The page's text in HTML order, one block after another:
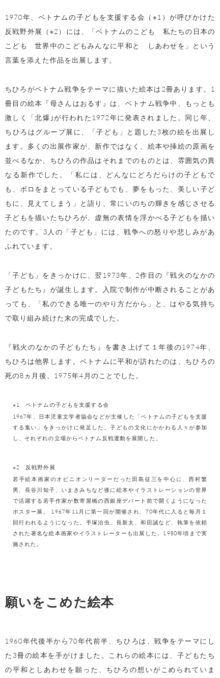
1970年、ベトナムの子どもを支援する会（※1）が呼びかけた
反戦野外展（※2）には、「ベトナムのこども 私たちの日本の
こども 世界中のこどもみんなに平和と しあわせを」という
言葉を添えた作品を出展します。
ちひろがベトナム戦争をテーマに描いた絵本は2冊あります。1
冊目の絵本『母さんはおるす』は、ベトナム戦争中、もっとも
激しく「北爆｣が行われた1972年に発表されました。同じ年、
ちひろはグループ展に、「子ども」と題した3枚の絵を出展し
ます。多くの出展作家が、新作ではなく、絵本や挿絵の原画を
並べるなか、ちひろの作品はそれまでのものとは、雰囲気の異
なる新作でした。「私には、どんなにどろだらけの子どもで
も、ボロをまとっている子どもでも、夢をもった、美しい子ど
もに、見えてしまう」と語り、常にいのちの輝きを感じさせる
子どもを描いたちひろが、虚無の表情を浮かべる子どもを描い
たのです。3人の「子ども」には、戦争への怒りや悲しみがあ
ふれています。
「子ども」をきっかけに、翌1973年、2作目の『戦火のなかの
子どもたち』が誕生します。入院で制作が中断されることがあ
っても、「私のできる唯一のやり方だから」と、はやる気持ち
で取り組み続けた末の完成でした。
『戦火のなかの子どもたち』を書き上げて１年後の1974年、
ちひろは他界します。ベトナムに平和が訪れたのは、ちひろの
死の8ヵ月後、1975年4月のことでした。
※1 ベトナムの子どもを支援する会
1967年、日本児童文学者協会などが主催した「ベトナムの子どもを支援
する集い」をきっかけに発足した。子どもの文化にかかわる人々が参加
し、それぞれの立場からベトナム反戦運動を展開した。
※2 反戦野外展
若手絵本画家のオピニオンリーダーだった田島征三を中心に、西村繁
男、長谷川知子、いまきみちなど後に絵本やイラストレーションの世界
で活躍する若手作家が数寄屋橋の西銀座デパート前で開くようになった
ポスター展。 1967年11月に第一回が開催され、70年代に入ると毎月１
回行われるようになった。手塚治虫、長新太、和田誠など、執筆を依頼
された著名な絵本画家やイラストレーターも出展した。1980年頃まで実
施された。
願いをこめた絵本
1960年代後半から70年代前半、ちひろは、戦争をテーマにし
た3冊の絵本を手がけました。これらの絵本には、子どもたち
の平和としあわせを願った、ちひろの想いがこめられていま